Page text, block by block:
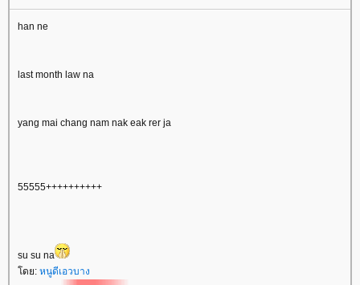
han ne
last month law na
yang mai chang nam nak eak rer ja
55555++++++++++
su su na
ดย: หนูดีเอวบาง